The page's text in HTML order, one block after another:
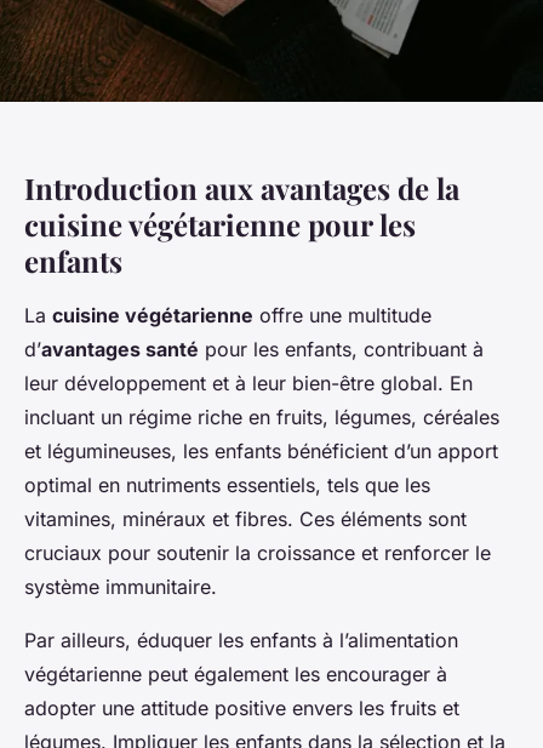
Introduction aux avantages de la
cuisine végétarienne pour les
enfants
La cuisine végétarienne offre une multitude
d’avantages santé pour les enfants, contribuant à
leur développement et à leur bien-être global. En
incluant un régime riche en fruits, légumes, céréales
et légumineuses, les enfants bénéficient d’un apport
optimal en nutriments essentiels, tels que les
vitamines, minéraux et fibres. Ces éléments sont
cruciaux pour soutenir la croissance et renforcer le
système immunitaire.
Par ailleurs, éduquer les enfants à l’alimentation
végétarienne peut également les encourager à
adopter une attitude positive envers les fruits et
légumes. Impliquer les enfants dans la sélection et la